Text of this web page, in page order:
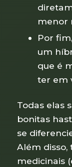
menor
Por
um
que é
ter em
Todas elas
bonitas
se
Além
medicinais